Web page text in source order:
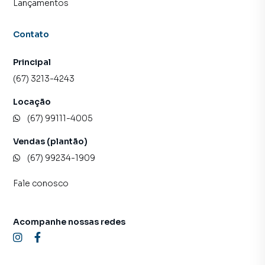
Lançamentos
Contato
Principal
(67) 3213-4243
Locação
(67) 99111-4005
Vendas (plantão)
(67) 99234-1909
Fale conosco
Acompanhe nossas redes